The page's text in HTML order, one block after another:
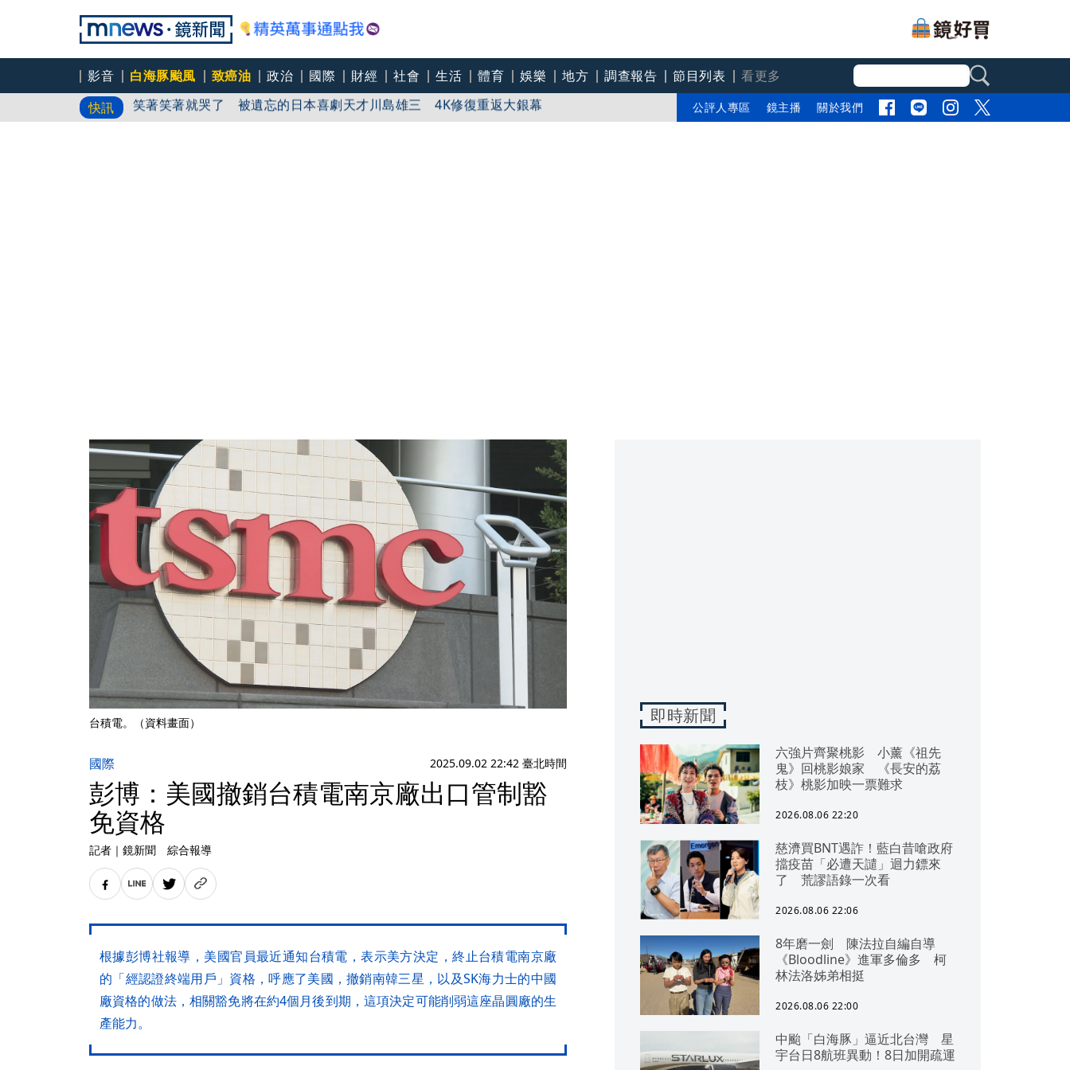
影音 白海豚颱風 致癌油 政治 國際 財經 社會 生活 體育 娛樂 地方 調查報告 節目列表
看更多
快訊
笑著笑著就哭了 被遺忘的日本喜劇天才川島雄三 4K修復重返大銀幕
角頭大哥變身親情喜劇 羅志祥噴貢丸爽打王識賢「神臉黏飯粒」 喜提「搞笑MVP」
公評人專區 鏡主播 關於我們
台積電。（資料畫面）
國際 2025.09.02 22:42 臺北時間
彭博：美國撤銷台積電南京廠出口管制豁
免資格
記者 ｜ 鏡新聞 綜合報導
根據彭博社報導，美國官員最近通知台積電，表示美方決定，終止台積電南京廠
的「經認證終端用戶」資格，呼應了美國，撤銷南韓三星，以及SK海力士的中國
廠資格的做法，相關豁免將在約4個月後到期，這項決定可能削弱這座晶圓廠的生
產能力。
即時新聞
六強片齊聚桃影 小薰《祖先
鬼》回桃影娘家 《長安的荔
枝》桃影加映一票難求
2026.08.06 22:20
慈濟買BNT遇詐！藍白昔嗆政府
擋疫苗「必遭天譴」迴力鏢來
了 荒謬語錄一次看
2026.08.06 22:06
8年磨一劍 陳法拉自編自導
《Bloodline》進軍多倫多 柯
林法洛姊弟相挺
2026.08.06 22:00
中颱「白海豚」逼近北台灣 星
宇台日8航班異動！8日加開疏運